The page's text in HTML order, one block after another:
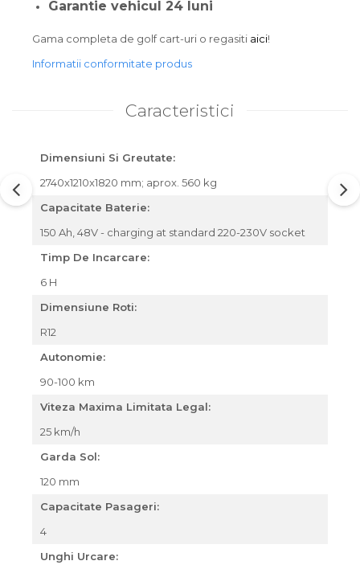
Garantie vehicul 24 luni
Gama completa de golf cart-uri o regasiti aici!
Informatii conformitate produs
Caracteristici
Dimensiuni Si Greutate:
2740x1210x1820 mm; aprox. 560 kg
Capacitate Baterie:
150 Ah, 48V - charging at standard 220-230V socket
Timp De Incarcare:
6 H
Dimensiune Roti:
R12
Autonomie:
90-100 km
Viteza Maxima Limitata Legal:
25 km/h
Garda Sol:
120 mm
Capacitate Pasageri:
4
Unghi Urcare: